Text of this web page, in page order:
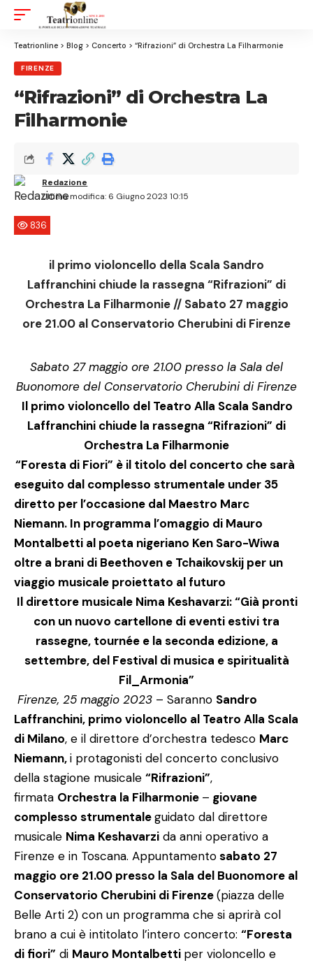
Resizer
Teatrionline > Blog > Concerto > “Rifrazioni” di Orchestra La Filharmonie
FIRENZE
“Rifrazioni” di Orchestra La
Filharmonie
Ultima modifica: 6 Giugno 2023 10:15
Redazione
836
il primo violoncello della Scala Sandro
Laffranchini chiude la rassegna “Rifrazioni” di
Orchestra La Filharmonie // Sabato 27 maggio
ore 21.00 al Conservatorio Cherubini di Firenze
Sabato 27 maggio ore 21.00 presso la Sala del
Buonomore del Conservatorio Cherubini di Firenze
Il primo violoncello del Teatro Alla Scala Sandro
Laffranchini chiude la rassegna “Rifrazioni” di
Orchestra La Filharmonie
“Foresta di Fiori” è il titolo del concerto che sarà
eseguito dal complesso strumentale under 35
diretto per l’occasione dal Maestro Marc
Niemann. In programma l’omaggio di Mauro
Montalbetti al poeta nigeriano Ken Saro-Wiwa
oltre a brani di Beethoven e Tchaikovskij per un
viaggio musicale proiettato al futuro
Il direttore musicale Nima Keshavarzi: “Già pronti
con un nuovo cartellone di eventi estivi tra
rassegne, tournée e la seconda edizione, a
settembre, del Festival di musica e spiritualità
Fil_Armonia”
Firenze, 25 maggio 2023 – Saranno Sandro
Laffranchini, primo violoncello al Teatro Alla Scala
di Milano, e il direttore d’orchestra tedesco Marc
Niemann,i protagonisti del concerto conclusivo
della stagione musicale “Rifrazioni”,
firmata Orchestra la Filharmonie – giovane
complesso strumentaleguidato dal direttore
musicale Nima Keshavarzi da anni operativo a
Firenze e in Toscana. Appuntamentosabato 27
maggio ore 21.00 presso la Sala del Buonomore al
Conservatorio Cherubini di Firenze(piazza delle
Belle Arti 2) con un programma che si aprirà col
brano a cui è intitolato l’intero concerto: “Foresta
di fiori” di Mauro Montalbetti per violoncello e